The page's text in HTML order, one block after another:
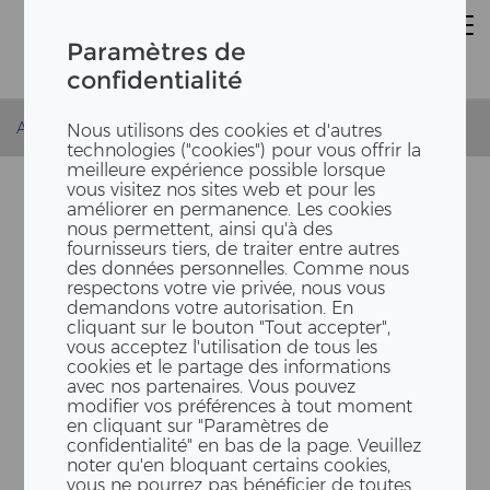
Paramètres de
confidentialité
Nous utilisons des cookies et d'autres
technologies ("cookies") pour vous offrir la
meilleure expérience possible lorsque
vous visitez nos sites web et pour les
améliorer en permanence. Les cookies
nous permettent, ainsi qu'à des
fournisseurs tiers, de traiter entre autres
des données personnelles. Comme nous
respectons votre vie privée, nous vous
demandons votre autorisation. En
cliquant sur le bouton "Tout accepter",
vous acceptez l'utilisation de tous les
cookies et le partage des informations
avec nos partenaires. Vous pouvez
modifier vos préférences à tout moment
en cliquant sur "Paramètres de
confidentialité" en bas de la page. Veuillez
noter qu'en bloquant certains cookies,
vous ne pourrez pas bénéficier de toutes
Accueil Carrière et emplois Stage chez ERNE
VOTRE PRO­CHAI­NE ÉTAPE
PRO­FES­SI­ON­NEL­LE